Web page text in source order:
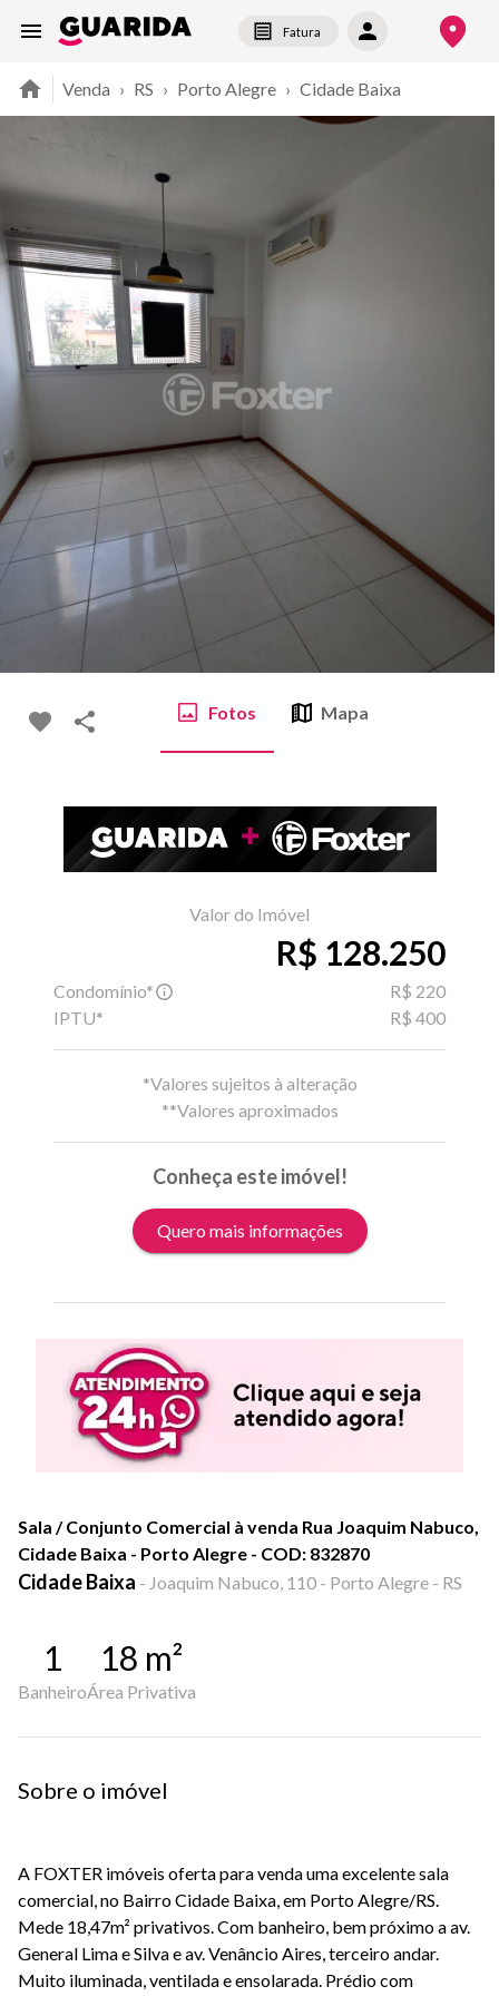
Fatura
Venda › RS › Porto Alegre › Cidade Baixa
Fotos Mapa
Valor do Imóvel
R$ 128.250
Condomínio*
R$ 220
IPTU*
R$ 400
*Valores sujeitos à alteração
**Valores aproximados
Conheça este imóvel!
Quero mais informações
Sala / Conjunto Comercial à venda Rua Joaquim Nabuco,
Cidade Baixa - Porto Alegre - COD: 832870
Cidade Baixa - Joaquim Nabuco, 110 - Porto Alegre - RS
1
Banheiro
18 m²
Área Privativa
Sobre o imóvel
A FOXTER imóveis oferta para venda uma excelente sala
comercial, no Bairro Cidade Baixa, em Porto Alegre/RS.
Mede 18,47m² privativos. Com banheiro, bem próximo a av.
General Lima e Silva e av. Venâncio Aires, terceiro andar.
Muito iluminada, ventilada e ensolarada. Prédio com